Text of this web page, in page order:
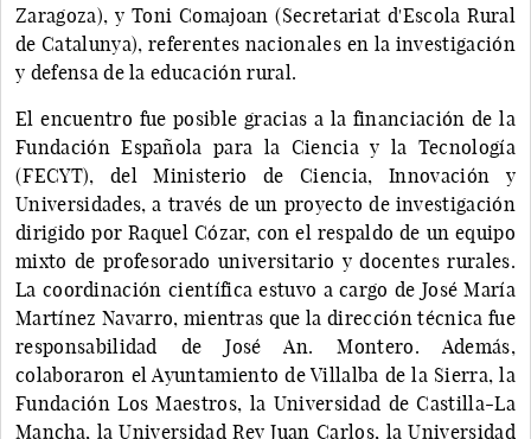
Zaragoza), y Toni Comajoan (Secretariat d'Escola Rural
de Catalunya), referentes nacionales en la investigación
y defensa de la educación rural.
El encuentro fue posible gracias a la financiación de la
Fundación Española para la Ciencia y la Tecnología
(FECYT), del Ministerio de Ciencia, Innovación y
Universidades, a través de un proyecto de investigación
dirigido por Raquel Cózar, con el respaldo de un equipo
mixto de profesorado universitario y docentes rurales.
La coordinación científica estuvo a cargo de José María
Martínez Navarro, mientras que la dirección técnica fue
responsabilidad de José An. Montero. Además,
colaboraron el Ayuntamiento de Villalba de la Sierra, la
Fundación Los Maestros, la Universidad de Castilla-La
Mancha, la Universidad Rey Juan Carlos, la Universidad